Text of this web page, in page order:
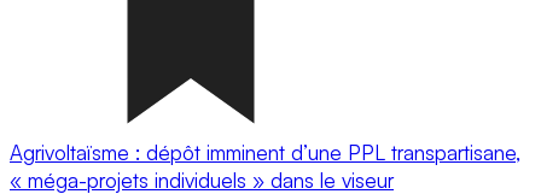
Agrivoltaïsme : dépôt imminent d’une PPL transpartisane,
« méga-projets individuels » dans le viseur